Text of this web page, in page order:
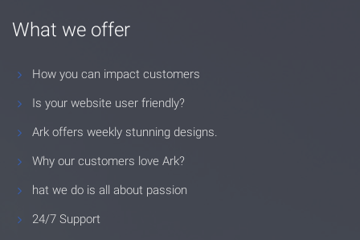
What we offer
How you can impact customers
Is your website user friendly?
Ark offers weekly stunning designs.
Why our customers love Ark?
hat we do is all about passion
24/7 Support